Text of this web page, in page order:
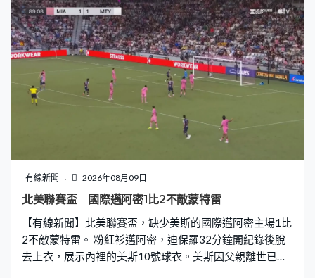
閣一個單位，懷疑冷氣機起火。消防員接報到場開動一條
喉及派出一隊煙帽隊灌救，消防員正調查起火原因。
有線新聞 2026年08月09日
北美聯賽盃 國際邁阿密1比2不敵蒙特雷
【有線新聞】北美聯賽盃，缺少美斯的國際邁阿密主場1比
2不敵蒙特雷。 粉紅衫邁阿密，迪保羅32分鐘開紀錄後脫
去上衣，展示內裡的美斯10號球衣。美斯因父親離世已回